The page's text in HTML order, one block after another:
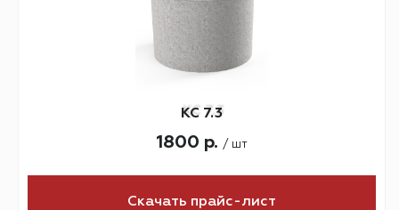
КС 7.3
1800 р. / шт
Скачать прайс-лист